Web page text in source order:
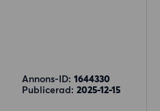
Annons-ID: 1644330
Publicerad: 2025-12-15